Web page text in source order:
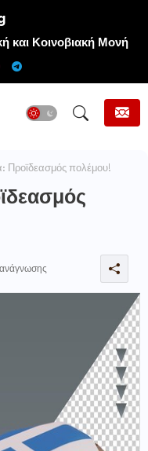
και Κοινοβιακή Μονή
Βουρλων (Μονή
πολέμου!